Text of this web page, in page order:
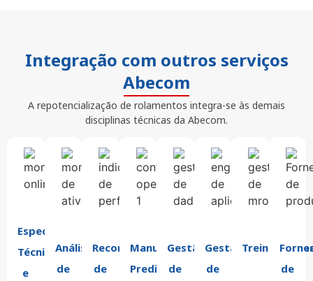
Integração com outros serviços
Abecom
A repotencialização de rolamentos integra-se às demais
disciplinas técnicas da Abecom.
Especificação
Técnica
e
Análise
de
Recomendações
de
Manutenção
Preditiva
Gestão
de
Gestão
de
de